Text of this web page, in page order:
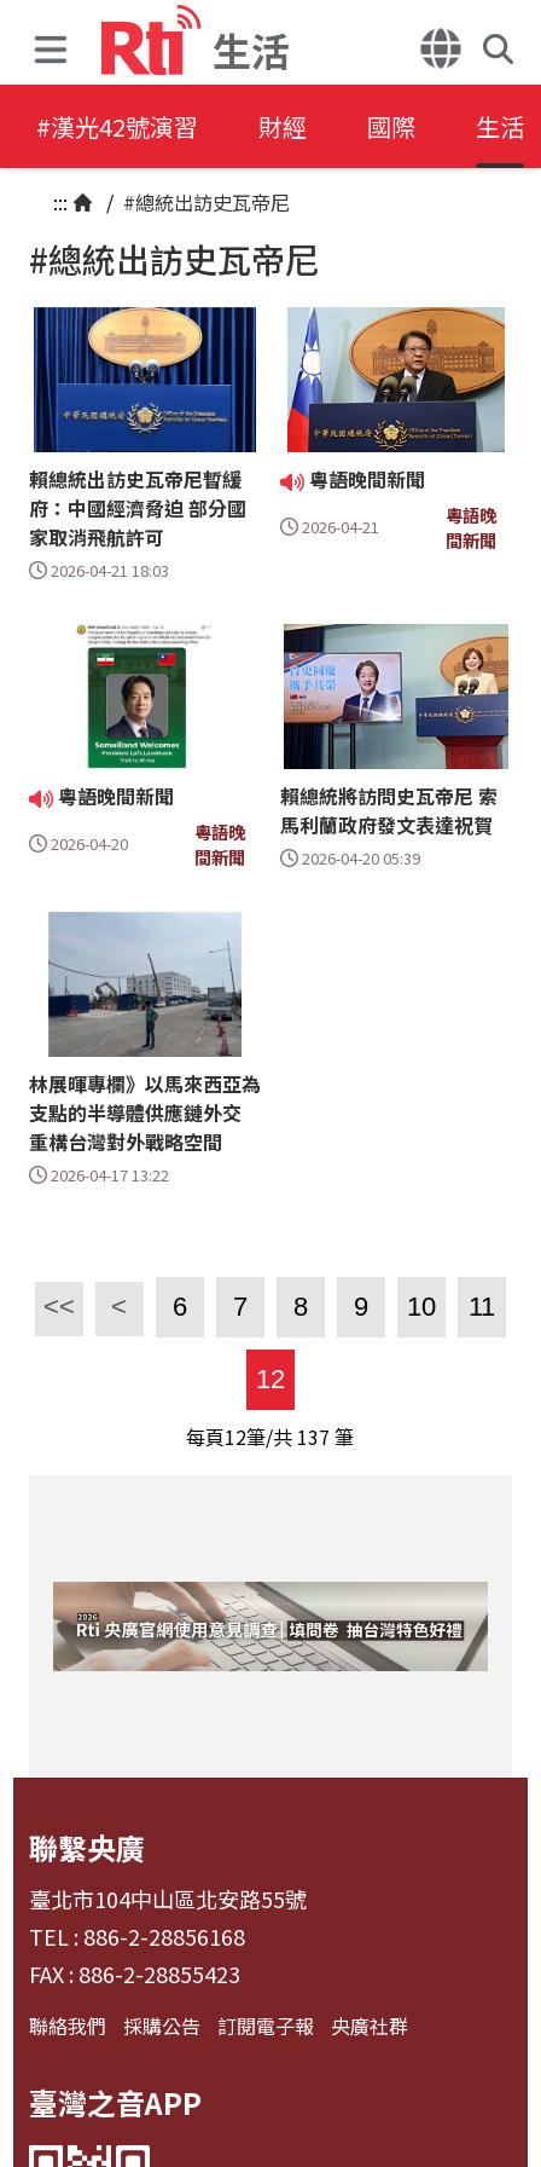
生活
#漢光42號演習 財經 國際 生活
::: / #總統出訪史瓦帝尼
#總統出訪史瓦帝尼
賴總統出訪史瓦帝尼暫緩
府：中國經濟脅迫 部分國
家取消飛航許可
2026-04-21 18:03
粵語晚間新聞
2026-04-21
粵語晚
間新聞
粵語晚間新聞
2026-04-20
粵語晚
間新聞
賴總統將訪問史瓦帝尼 索
馬利蘭政府發文表達祝賀
2026-04-20 05:39
林展暉專欄》以馬來西亞為
支點的半導體供應鏈外交
重構台灣對外戰略空間
2026-04-17 13:22
<< < 6 7 8 9 10 11
12
每頁12筆/共 137 筆
聯繫央廣
臺北市104中山區北安路55號
TEL : 886-2-28856168
FAX : 886-2-28855423
聯絡我們 採購公告 訂閱電子報 央廣社群
臺灣之音APP